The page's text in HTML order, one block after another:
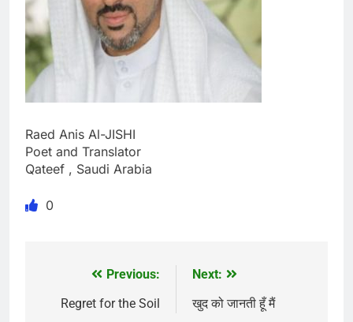
Raed Anis Al-JISHI
Poet and Translator
Qateef , Saudi Arabia
0
navigation
Previous:
Regret for the Soil
Next:
खुद को जानती हूँ मैं